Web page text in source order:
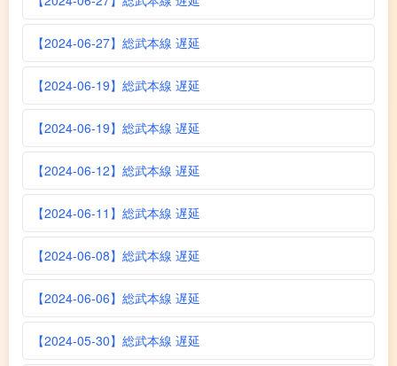
【2024-06-27】総武本線 遅延
【2024-06-19】総武本線 遅延
【2024-06-19】総武本線 遅延
【2024-06-12】総武本線 遅延
【2024-06-11】総武本線 遅延
【2024-06-08】総武本線 遅延
【2024-06-06】総武本線 遅延
【2024-05-30】総武本線 遅延